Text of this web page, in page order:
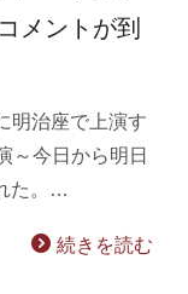
メントが到
明治座で上演す
～今日から明日
た。…
続きを読む